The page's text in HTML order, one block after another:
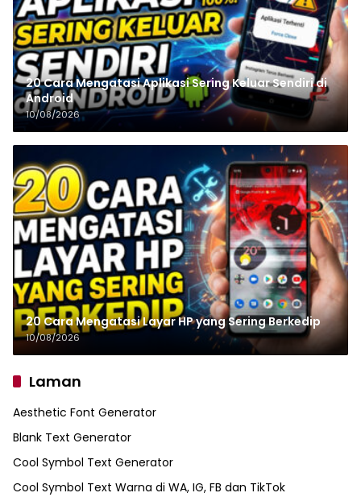
20 Cara Mengatasi Aplikasi Sering Keluar Sendiri di
Android
10/08/2026
20 Cara Mengatasi Layar HP yang Sering Berkedip
10/08/2026
Laman
Aesthetic Font Generator
Blank Text Generator
Cool Symbol Text Generator
Cool Symbol Text Warna di WA, IG, FB dan TikTok